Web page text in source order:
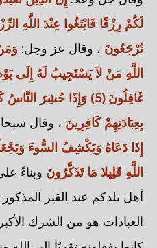
لَكُمْ رِزْقًا فَابْتَغُوا عِنْدَ اللَّهِ
تُرْجَعُونَ ، وقال عز وجل:
اللَّهِ مَنْ لاَ يَسْتَجِيبُ لَهُ إِلَى
غَافِلُونَ (5) وَإِذَا حُشِرَ
بِعِبَادَتِهِمْ كَافِرِينَ ، وقال
إِذَا دَعَاهُ وَيَكْشِفُ السُّوءَ
اللَّهِ قَلِيلا مَا تَذَكَّرُونَ وبناءً
أهل بلدكم عند القبر
العبادات هو من الشرك